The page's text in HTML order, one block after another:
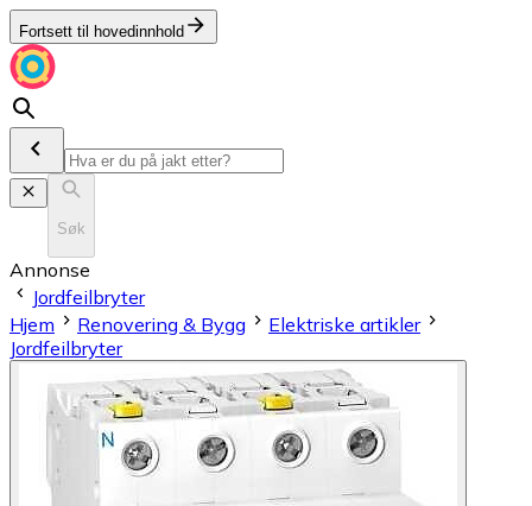
Fortsett til hovedinnhold
Søk
Annonse
Jordfeilbryter
Hjem
Renovering & Bygg
Elektriske artikler
Jordfeilbryter